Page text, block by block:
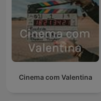
Cinema com Valentina